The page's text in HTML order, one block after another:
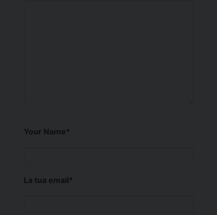
Your Name*
La tua email*